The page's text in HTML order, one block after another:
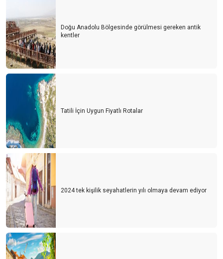
Doğu Anadolu Bölgesinde görülmesi gereken antik
kentler
Tatili İçin Uygun Fiyatlı Rotalar
2024 tek kişilik seyahatlerin yılı olmaya devam ediyor